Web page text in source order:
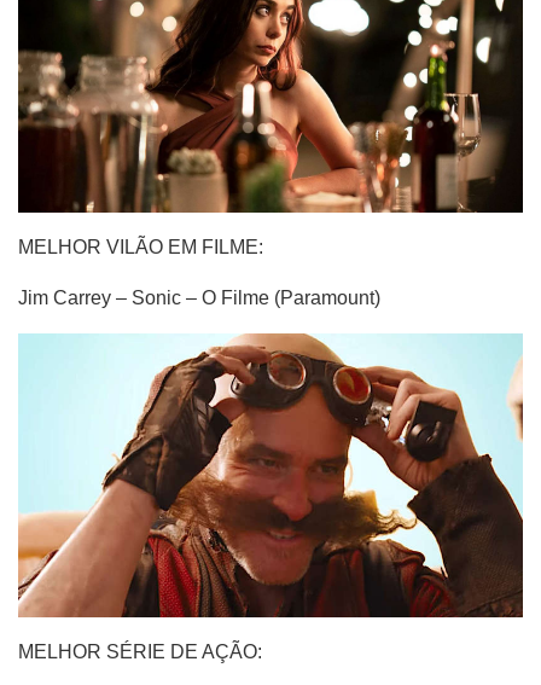
MELHOR VILÃO EM FILME:
Jim Carrey – Sonic – O Filme (Paramount)
MELHOR SÉRIE DE AÇÃO: